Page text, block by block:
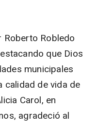
Roberto Robledo
que Dios
municipales
calidad de vida de
Carol, en
agradeció al